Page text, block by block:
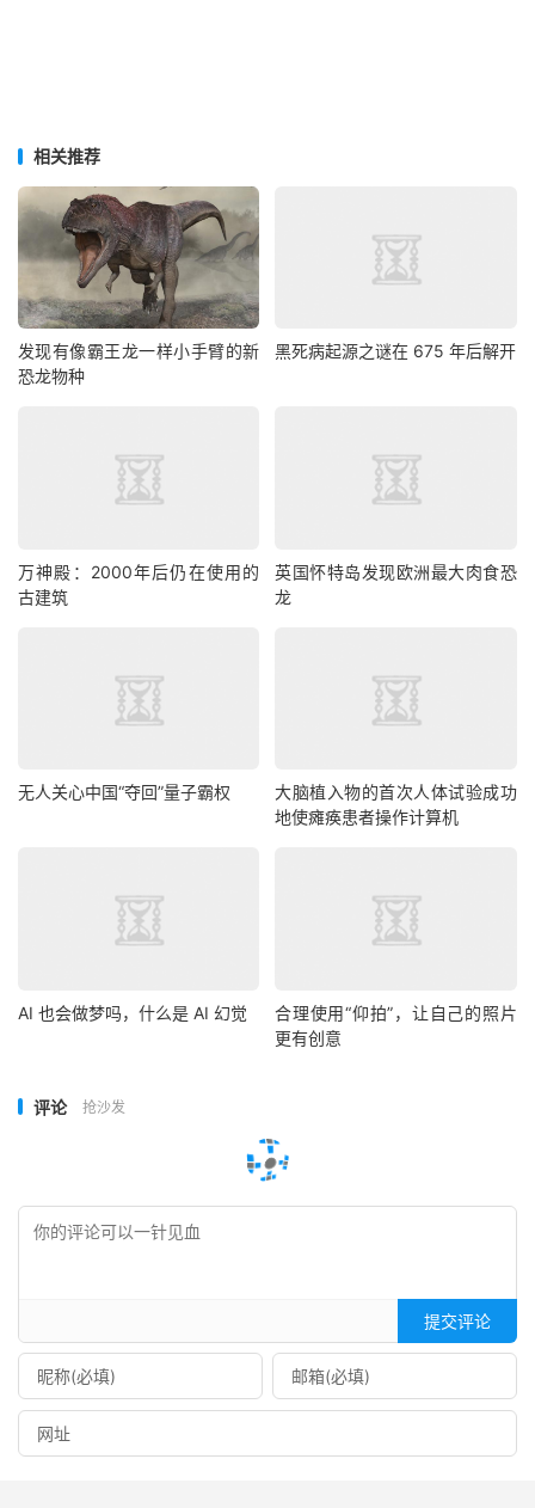
相关推荐
发现有像霸王龙一样小手臂的新
恐龙物种
黑死病起源之谜在 675 年后解开
万神殿：2000年后仍在使用的
古建筑
英国怀特岛发现欧洲最大肉食恐
龙
无人关心中国“夺回”量子霸权
大脑植入物的首次人体试验成功
地使瘫痪患者操作计算机
AI 也会做梦吗，什么是 AI 幻觉
合理使用“仰拍”，让自己的照片
更有创意
评论 抢沙发
提交评论